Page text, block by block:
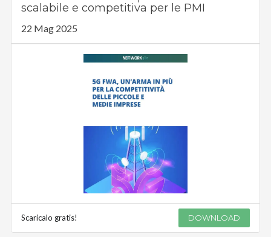
scalabile e competitiva per le PMI
22 Mag 2025
Scaricalo gratis! DOWNLOAD